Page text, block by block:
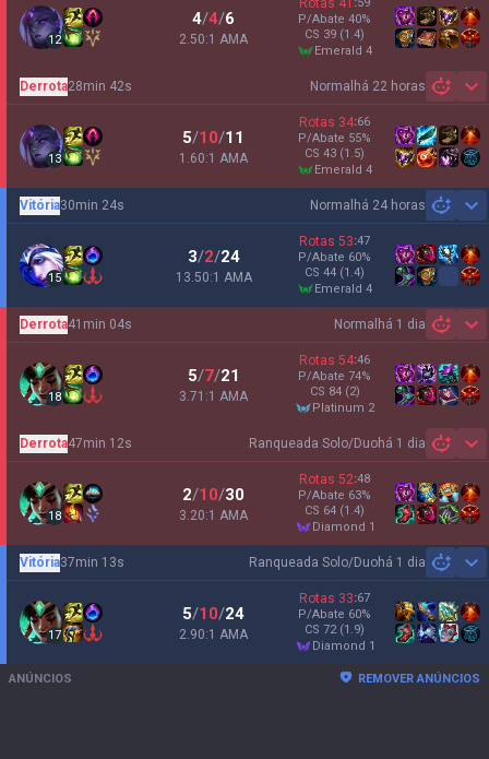
12
4/4/6
2.50:1 AMA
Rotas 41
P/Abate 40%
CS 39 (1.4)
emerald 4
Normal há 22 horas
Derrota28min 42s
13
5/10/11
1.60:1 AMA
Rotas 34:66
P/Abate 55%
CS 43 (1.5)
emerald 4
Normal há 24 horas
Vitória30min 24s
15
3/2/24
13.50:1 AMA
Rotas 53:47
P/Abate 60%
CS 44 (1.4)
emerald 4
Normal há 1 dia
Derrota41min 04s
18
5/7/21
3.71:1 AMA
Rotas 54:46
P/Abate 74%
CS 84 (2)
platinum 2
Ranqueada Solo/Duohá 1 dia
Derrota47min 12s
18
2/10/30
3.20:1 AMA
Rotas 52:48
P/Abate 63%
CS 64 (1.4)
diamond 1
Ranqueada Solo/Duohá 1 dia
Vitória37min 13s
17
5/10/24
2.90:1 AMA
Rotas 33:67
P/Abate 60%
CS 72 (1.9)
diamond 1
ANÚNCIOS REMOVER ANÚNCIOS